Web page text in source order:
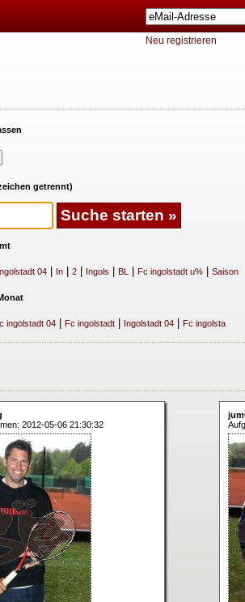
Neu registrieren
getrennt)
04| In| 2| Ingols BL | Fc ingolstadt u%| Saison
ingolstadt 04| Fc ingolstadt| Ingolstadt 04| Fc ingolsta
2012-05-06 21:30:32